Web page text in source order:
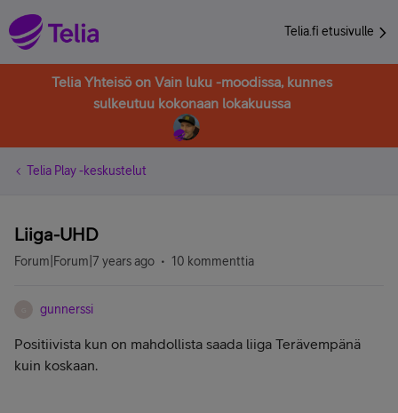
Telia.fi etusivulle
Telia Yhteisö on Vain luku -moodissa, kunnes
sulkeutuu kokonaan lokakuussa
Telia Play -keskustelut
Liiga-UHD
Forum|Forum|7 years ago 10 kommenttia
gunnerssi
Positiivista kun on mahdollista saada liiga Terävempänä
kuin koskaan.